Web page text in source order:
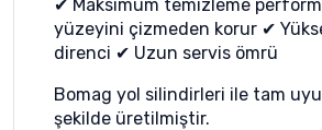
✔ Maksimum temizleme
yüzeyini çizmeden korur ✔
direnci ✔ Uzun servis ömrü
Bomag yol silindirleri ile tam
şekilde üretilmiştir.